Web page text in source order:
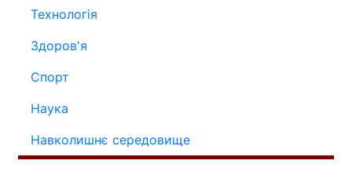
Технологія
Здоров'я
Спорт
Наука
Навколишнє середовище